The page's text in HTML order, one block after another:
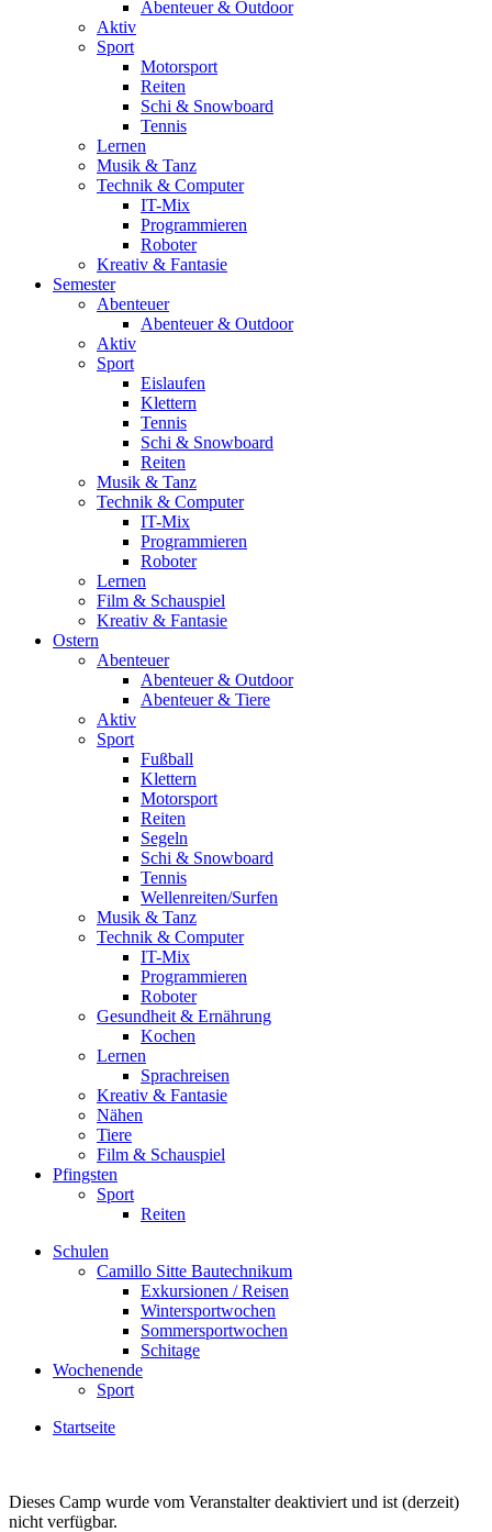
Abenteuer & Outdoor
Aktiv
Sport
Motorsport
Reiten
Schi & Snowboard
Tennis
Lernen
Musik & Tanz
Technik & Computer
IT-Mix
Programmieren
Roboter
Kreativ & Fantasie
Semester
Abenteuer
Abenteuer & Outdoor
Aktiv
Sport
Eislaufen
Klettern
Tennis
Schi & Snowboard
Reiten
Musik & Tanz
Technik & Computer
IT-Mix
Programmieren
Roboter
Lernen
Film & Schauspiel
Kreativ & Fantasie
Ostern
Abenteuer
Abenteuer & Outdoor
Abenteuer & Tiere
Aktiv
Sport
Fußball
Klettern
Motorsport
Reiten
Segeln
Schi & Snowboard
Tennis
Wellenreiten/Surfen
Musik & Tanz
Technik & Computer
IT-Mix
Programmieren
Roboter
Gesundheit & Ernährung
Kochen
Lernen
Sprachreisen
Kreativ & Fantasie
Nähen
Tiere
Film & Schauspiel
Pfingsten
Sport
Reiten
Schulen
Camillo Sitte Bautechnikum
Exkursionen / Reisen
Wintersportwochen
Sommersportwochen
Schitage
Wochenende
Sport
Startseite
Dieses Camp wurde vom Veranstalter deaktiviert und ist (derzeit)
nicht verfügbar.